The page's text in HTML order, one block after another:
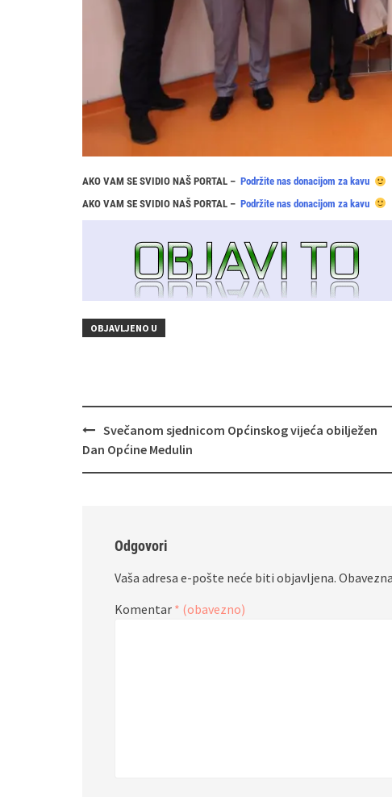
AKO VAM SE SVIDIO NAŠ PORTAL – Podržite nas donacijom za kavu
AKO VAM SE SVIDIO NAŠ PORTAL – Podržite nas donacijom za kavu
OBJAVLJENO U
Navigacija
objava
Svečanom sjednicom Općinskog vijeća obilježen
Dan Općine Medulin
Odgovori
Vaša adresa e-pošte neće biti objavljena.
Komentar * (obavezno)